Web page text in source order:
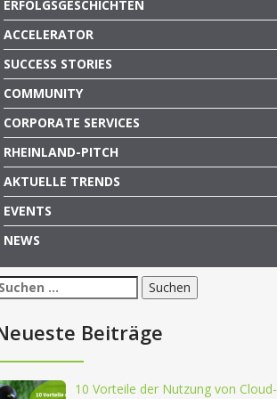
ERFOLGSGESCHICHTEN
ACCELERATOR
SUCCESS STORIES
COMMUNITY
CORPORATE SERVICES
RHEINLAND-PITCH
AKTUELLE TRENDS
EVENTS
NEWS
Beiträge
10 Vorteile der Nutzung von Cloud-